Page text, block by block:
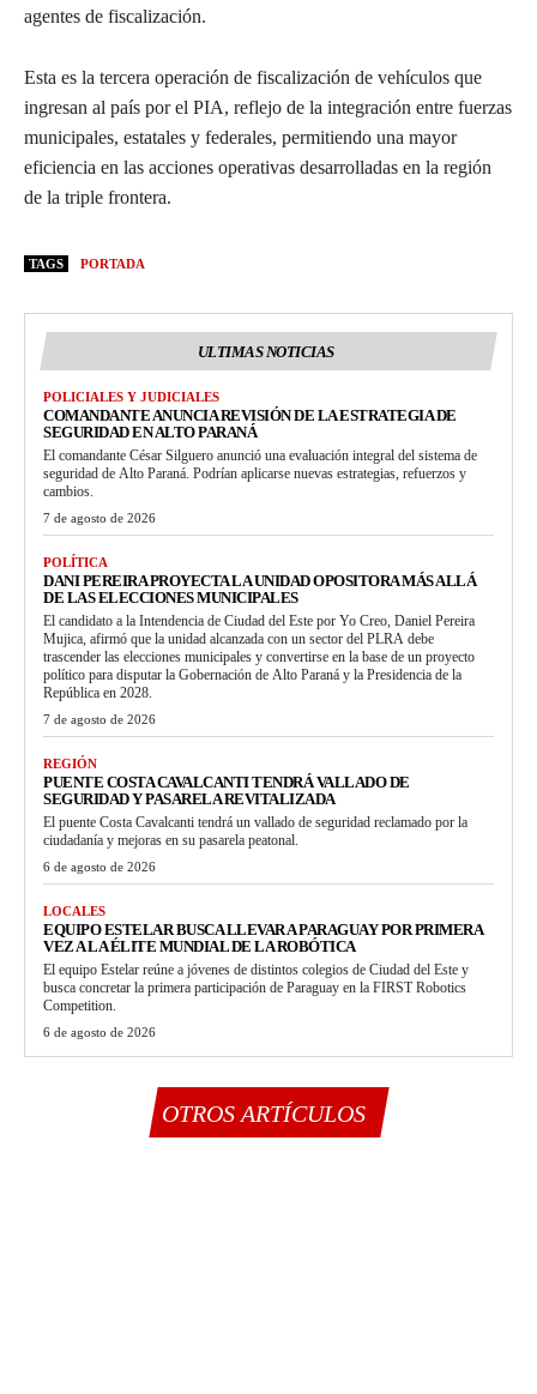
agentes de fiscalización.
Esta es la tercera operación de fiscalización de vehículos que
ingresan al país por el PIA, reflejo de la integración entre fuerzas
municipales, estatales y federales, permitiendo una mayor
eficiencia en las acciones operativas desarrolladas en la región
de la triple frontera.
TAGS PORTADA
ULTIMAS NOTICIAS
POLICIALES Y JUDICIALES
COMANDANTE ANUNCIA REVISIÓN DE LA ESTRATEGIA DE
SEGURIDAD EN ALTO PARANÁ
El comandante César Silguero anunció una evaluación integral del sistema de
seguridad de Alto Paraná. Podrían aplicarse nuevas estrategias, refuerzos y
cambios.
7 de agosto de 2026
POLÍTICA
DANI PEREIRA PROYECTA LA UNIDAD OPOSITORA MÁS ALLÁ
DE LAS ELECCIONES MUNICIPALES
El candidato a la Intendencia de Ciudad del Este por Yo Creo, Daniel Pereira
Mujica, afirmó que la unidad alcanzada con un sector del PLRA debe
trascender las elecciones municipales y convertirse en la base de un proyecto
político para disputar la Gobernación de Alto Paraná y la Presidencia de la
República en 2028.
7 de agosto de 2026
REGIÓN
PUENTE COSTA CAVALCANTI TENDRÁ VALLADO DE
SEGURIDAD Y PASARELA REVITALIZADA
El puente Costa Cavalcanti tendrá un vallado de seguridad reclamado por la
ciudadanía y mejoras en su pasarela peatonal.
6 de agosto de 2026
LOCALES
EQUIPO ESTELAR BUSCA LLEVAR A PARAGUAY POR PRIMERA
VEZ A LA ÉLITE MUNDIAL DE LA ROBÓTICA
El equipo Estelar reúne a jóvenes de distintos colegios de Ciudad del Este y
busca concretar la primera participación de Paraguay en la FIRST Robotics
Competition.
6 de agosto de 2026
OTROS ARTÍCULOS